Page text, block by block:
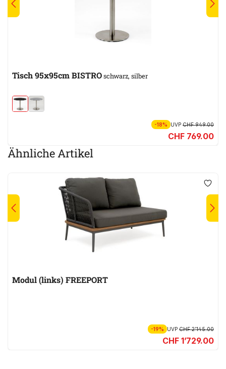
Tisch 95x95cm BISTROschwarz, silber
-18% UVPCHF 949.00
CHF 769.00
Ähnliche Artikel
Modul (links) FREEPORT
-19% UVPCHF 2’145.00
CHF 1’729.00